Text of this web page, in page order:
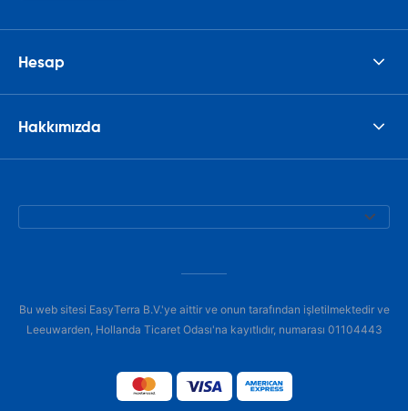
Hesap
Hakkımızda
Bu web sitesi EasyTerra B.V.'ye aittir ve onun tarafından işletilmektedir ve
Leeuwarden, Hollanda Ticaret Odası'na kayıtlıdır, numarası 01104443